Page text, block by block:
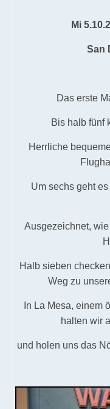
Mi
San
Das erste
Bis halb fünf
Herrliche
Um sechs geht
Ausgezeichnet,
Halb sieben
Weg zu
In La Mesa, einem
halten wir
und holen uns das